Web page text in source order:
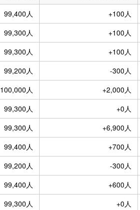
99,400人
+100人
99,300人
+100人
99,300人
+100人
99,200人
-300人
100,000人
+2,000人
99,300人
+0人
99,300人
+6,900人
99,400人
+700人
99,200人
-300人
99,400人
+600人
99,300人
+0人